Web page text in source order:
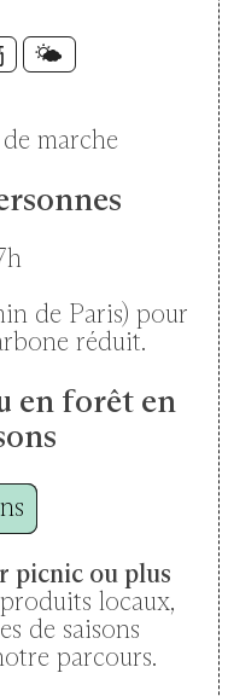
🌤️
marche
de Paris) pour
réduit.
en forêt en
picnic ou plus
locaux,
de saisons
parcours.